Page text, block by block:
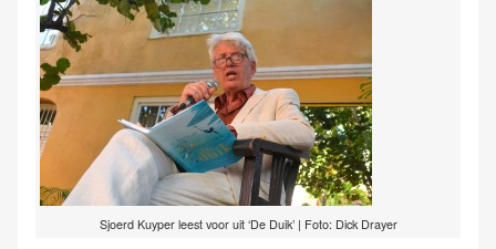
Sjoerd Kuyper leest voor uit ‘De Duik’ | Foto: Dick Drayer